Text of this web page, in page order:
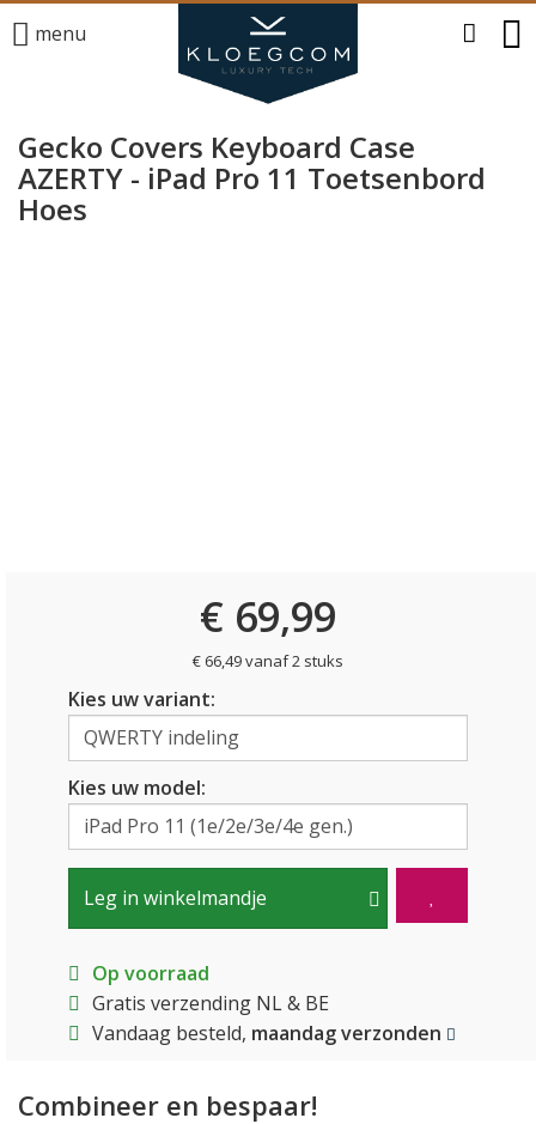
menu
Gecko Covers Keyboard Case
AZERTY - iPad Pro 11 Toetsenbord
Hoes
€ 69,99
€ 66,49 vanaf 2 stuks
Kies uw variant:
Kies uw model:
Leg in winkelmandje
Op voorraad
Gratis verzending NL & BE
Vandaag besteld, maandag verzonden
Combineer en bespaar!